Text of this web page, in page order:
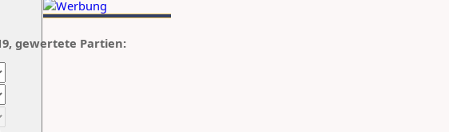
gewertete Partien: